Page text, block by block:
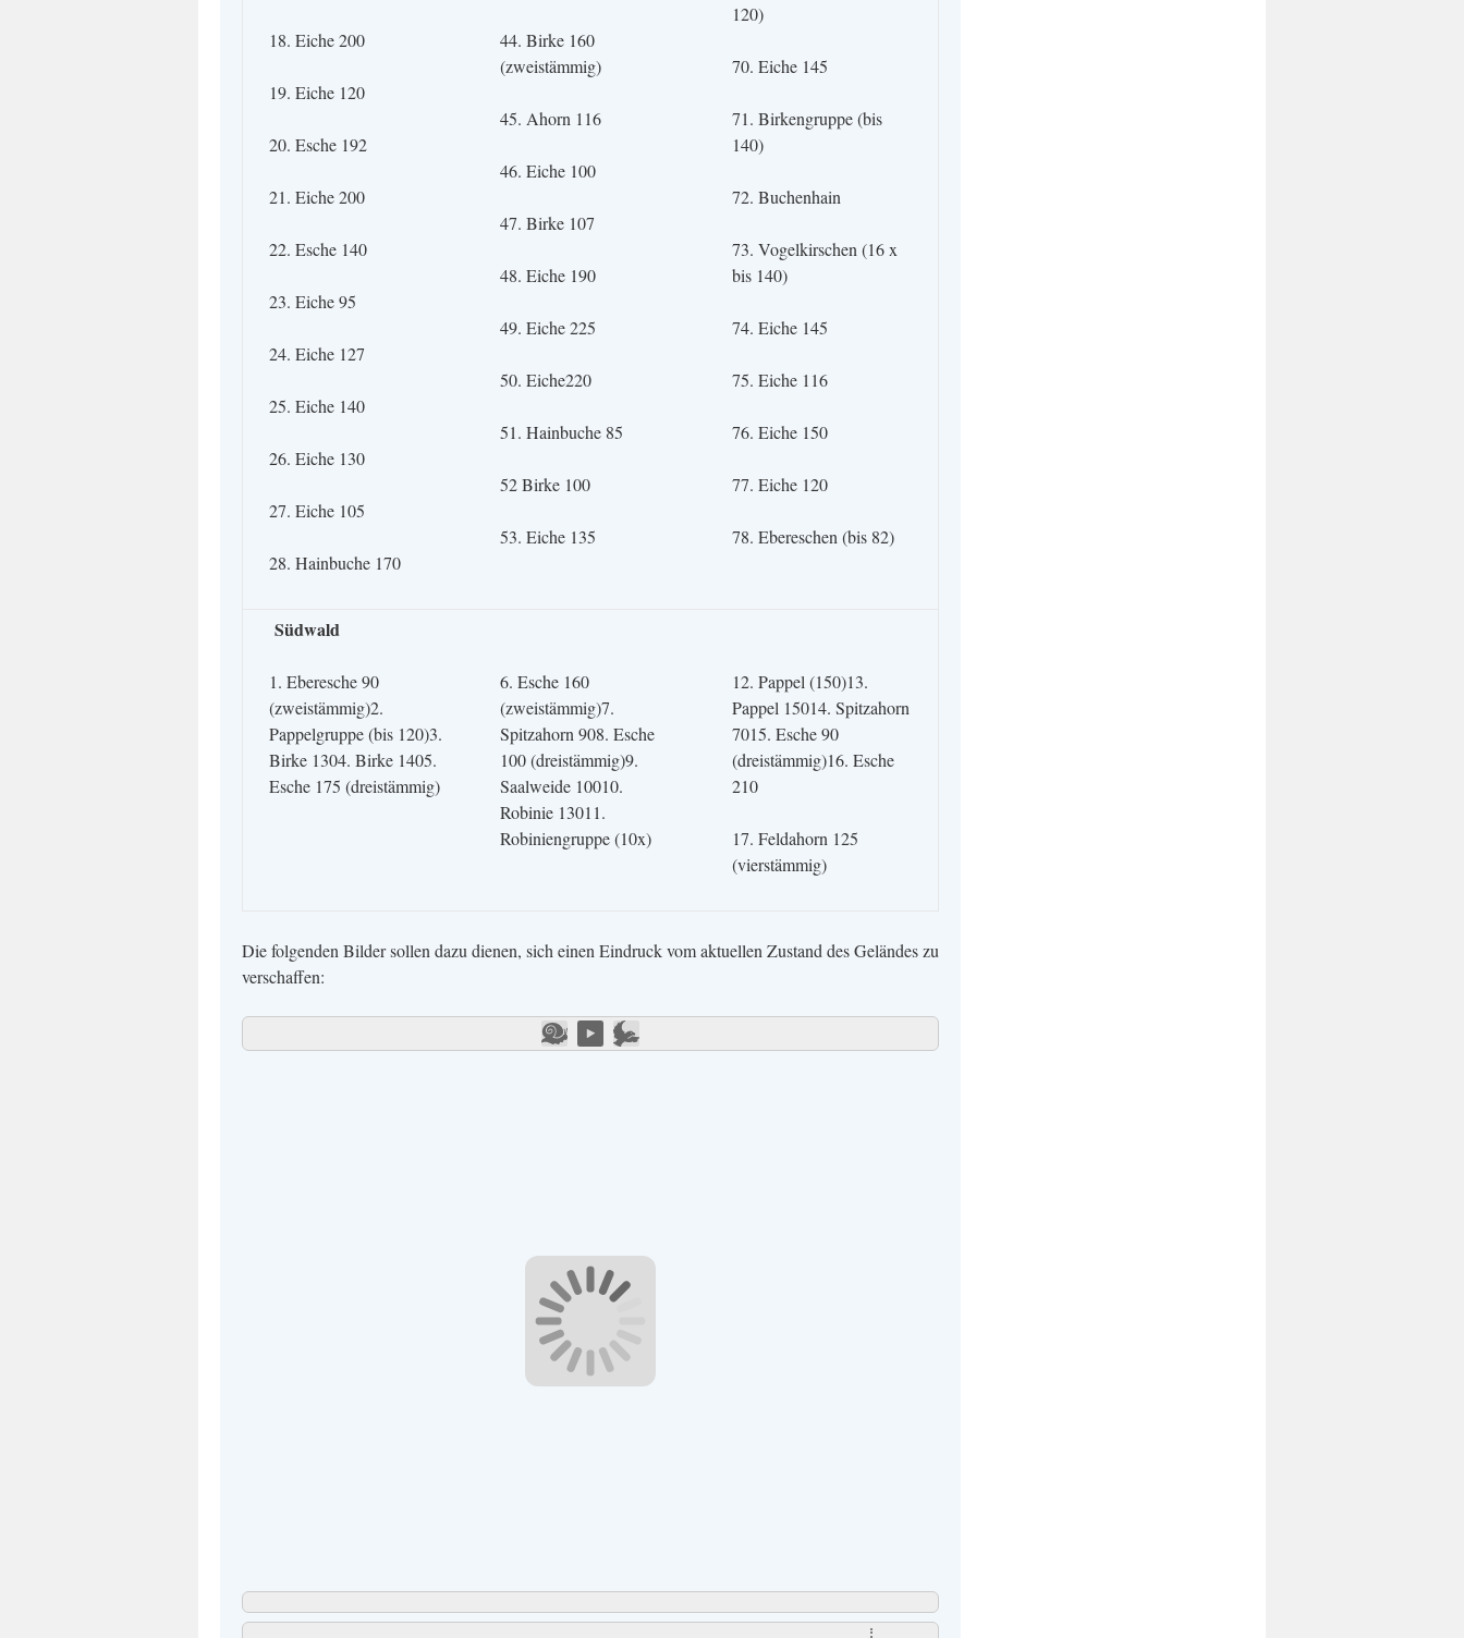
18. Eiche 200
19. Eiche 120
20. Esche 192
21. Eiche 200
22. Esche 140
23. Eiche 95
24. Eiche 127
25. Eiche 140
26. Eiche 130
27. Eiche 105
28. Hainbuche 170
44. Birke 160
(zweistämmig)
45. Ahorn 116
46. Eiche 100
47. Birke 107
48. Eiche 190
49. Eiche 225
50. Eiche220
51. Hainbuche 85
52 Birke 100
53. Eiche 135
120)
70. Eiche 145
71. Birkengruppe (bis
140)
72. Buchenhain
73. Vogelkirschen (16 x
bis 140)
74. Eiche 145
75. Eiche 116
76. Eiche 150
77. Eiche 120
78. Ebereschen (bis 82)
Südwald
1. Eberesche 90
(zweistämmig)2.
Pappelgruppe (bis 120)3.
Birke 1304. Birke 1405.
Esche 175 (dreistämmig)
6. Esche 160
(zweistämmig)7.
Spitzahorn 908. Esche
100 (dreistämmig)9.
Saalweide 10010.
Robinie 13011.
Robiniengruppe (10x)
12. Pappel (150)13.
Pappel 15014. Spitzahorn
7015. Esche 90
(dreistämmig)16. Esche
210
17. Feldahorn 125
(vierstämmig)
Die folgenden Bilder sollen dazu dienen, sich einen Eindruck vom aktuellen Zustand des Geländes zu
verschaffen: